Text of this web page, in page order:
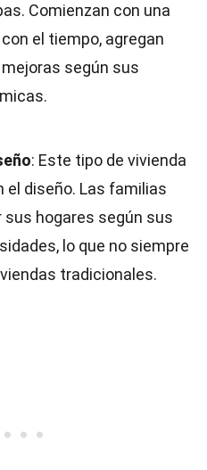
Comienzan con una
el tiempo, agregan
según sus
: Este tipo de vivienda
el diseño. Las familias
sus hogares según sus
lo que no siempre
tradicionales.